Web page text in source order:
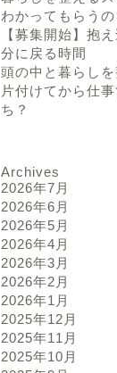
わかってもらう
【募集開始】抱
分に戻る時間
頭の中と暮らし
片付けてから仕
ち？
Archives
2026年7月
2026年6月
2026年5月
2026年4月
2026年3月
2026年2月
2026年1月
2025年12月
2025年11月
2025年10月